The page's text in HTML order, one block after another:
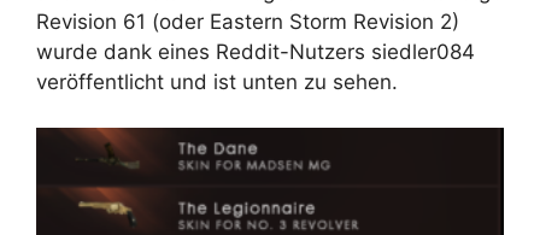
Revision 61 (oder Eastern Storm Revision 2)
wurde dank eines Reddit-Nutzers siedler084
veröffentlicht und ist unten zu sehen.